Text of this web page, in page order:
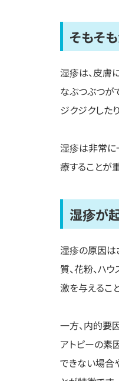
そもそ
湿疹は、皮膚
なぶつぶつが
ジクジクした
湿疹は非常に
療することが
湿疹が
湿疹の原因は
質、花粉、ハ
激を与えるこ
一方、内的要
アトピーの素
できない場合